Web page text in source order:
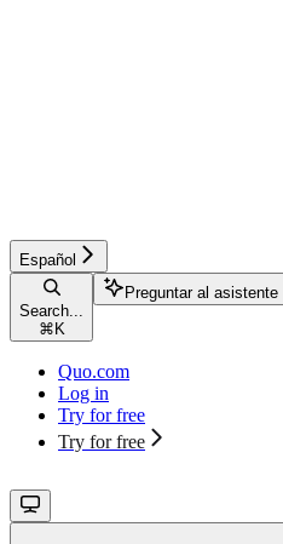
Español
Search...
⌘ K
Preguntar al asistente
Quo.com
Log in
Try for free
Try for free